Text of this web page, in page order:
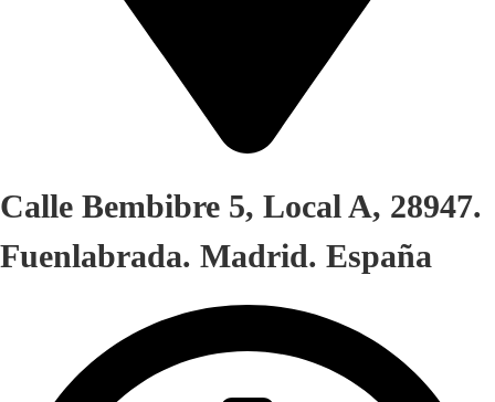
Calle Bembibre 5, Local A, 28947.
Fuenlabrada. Madrid. España